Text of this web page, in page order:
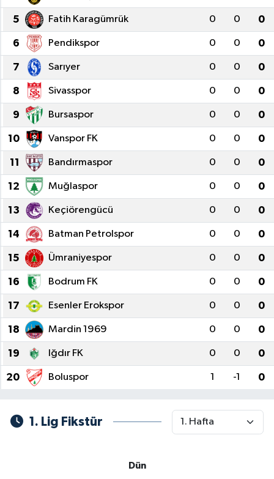
5 Fatih Karagümrük 0 0 0
6 Pendikspor 0 0 0
7 Sarıyer 0 0 0
8 Sivasspor 0 0 0
9 Bursaspor 0 0 0
10 Vanspor FK 0 0 0
11 Bandırmaspor 0 0 0
12 Muğlaspor 0 0 0
13 Keçiörengücü 0 0 0
14 Batman Petrolspor 0 0 0
15 Ümraniyespor 0 0 0
16 Bodrum FK 0 0 0
17 Esenler Erokspor 0 0 0
18 Mardin 1969 0 0 0
19 Iğdır FK 0 0 0
20 Boluspor 1 -1 0
1. Lig Fikstür
Dün